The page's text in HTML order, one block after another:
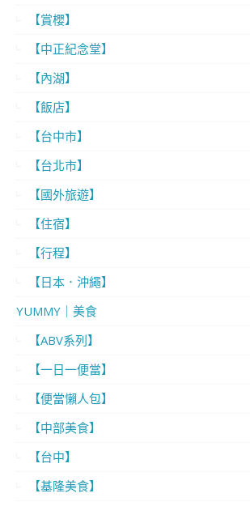
【賞櫻】
【中正紀念堂】
【內湖】
【飯店】
【台中市】
【台北市】
【國外旅遊】
【住宿】
【行程】
【日本．沖繩】
YUMMY｜美食
【ABV系列】
【一日一便當】
【便當懶人包】
【中部美食】
【台中】
【基隆美食】